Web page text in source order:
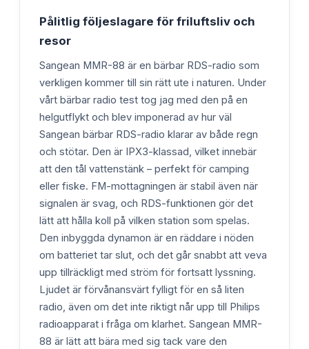
Pålitlig följeslagare för friluftsliv och
resor
Sangean MMR-88 är en bärbar RDS-radio som
verkligen kommer till sin rätt ute i naturen. Under
vårt bärbar radio test tog jag med den på en
helgutflykt och blev imponerad av hur väl
Sangean bärbar RDS-radio klarar av både regn
och stötar. Den är IPX3-klassad, vilket innebär
att den tål vattenstänk – perfekt för camping
eller fiske. FM-mottagningen är stabil även när
signalen är svag, och RDS-funktionen gör det
lätt att hålla koll på vilken station som spelas.
Den inbyggda dynamon är en räddare i nöden
om batteriet tar slut, och det går snabbt att veva
upp tillräckligt med ström för fortsatt lyssning.
Ljudet är förvånansvärt fylligt för en så liten
radio, även om det inte riktigt når upp till Philips
radioapparat i fråga om klarhet. Sangean MMR-
88 är lätt att bära med sig tack vare den